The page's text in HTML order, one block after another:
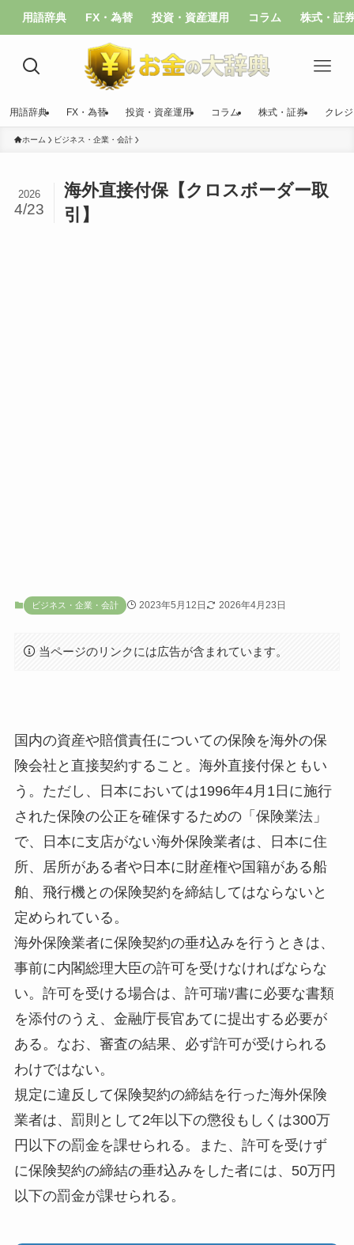
用語辞典 FX・為替 投資・資産運用 コラム 株式・証
用語辞典 FX・為替 投資・資産運用 コラム 株式・証券 クレ
ホーム ビジネス・企業・会計
海外直接付保【クロスボーダー取
引】
2026
4/23
ビジネス・企業・会計 2023年5月12日 2026年4月23日
当ページのリンクには広告が含まれています。
国内の資産や賠償責任についての保険を海外の保
険会社と直接契約すること。海外直接付保ともい
う。ただし、日本においては1996年4月1日に施行
された保険の公正を確保するための「保険業法」
で、日本に支店がない海外保険業者は、日本に住
所、居所がある者や日本に財産権や国籍がある船
舶、飛行機との保険契約を締結してはならないと
定められている。
海外保険業者に保険契約の垂ｵ込みを行うときは、
事前に内閣総理大臣の許可を受けなければならな
い。許可を受ける場合は、許可瑞ｿ書に必要な書類
を添付のうえ、金融庁長官あてに提出する必要が
ある。なお、審査の結果、必ず許可が受けられる
わけではない。
規定に違反して保険契約の締結を行った海外保険
業者は、罰則として2年以下の懲役もしくは300万
円以下の罰金を課せられる。また、許可を受けず
に保険契約の締結の垂ｵ込みをした者には、50万円
以下の罰金が課せられる。